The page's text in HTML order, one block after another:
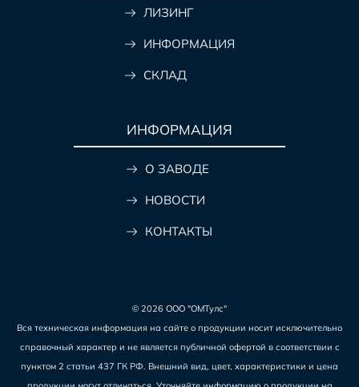
ЛИЗИНГ
ИНФОРМАЦИЯ
СКЛАД
ИНФОРМАЦИЯ
О ЗАВОДЕ
НОВОСТИ
КОНТАКТЫ
© 2026 ООО "ОМТулс"
Вся техническая информация на сайте о продукции носит исключительно
справочный характер и не является публичной офертой в соответствии с
пунктом 2 статьи 437 ГК РФ. Внешний вид, цвет, характеристики и цена